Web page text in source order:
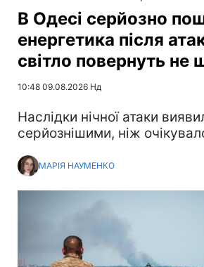
В Одесі серйозно
енергетика після
світло повернуть не
10:48 09.08.2026 Нд
Наслідки нічної атаки
серйознішими, ніж
МАРІЯ НАУМЕНКО